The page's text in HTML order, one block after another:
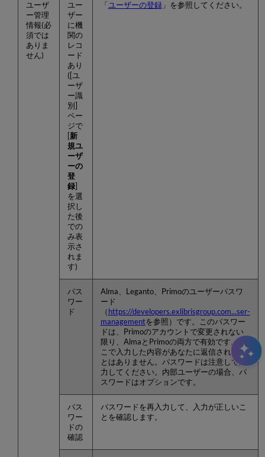
ユーザ
ー管理
情報(必
須では
ありま
せん)
ユー
ザー
に機
関の
レコ
ード
あり
([ユ
ーザ
ー識
別]
ペー
ジで
新
規ユ
ーザ
ーの
登
録]
を選
択し
た後
での
み表
示さ
れま
す)
「 ユーザーの登録」を参照してください。
パス
ワー
ド
Alma、Leganto、Primoのユーザーパスワ
ード
（ https://developers.exlibrisgroup.com...ser-
managementを参照）です。このパスワー
ドは、Primoのアカウントで変更されない
限り、AlmaとPrimoの両方で有効です。こ
こで入力した内容があなたに返信されるこ
とはありません。パスワードは注意して入
力してください。内部ユーザーの場合、パ
スワードはオプションです。
パス
ワー
ドの
確認
パスワードを再入力して、入力が正しいこ
とを確認します。